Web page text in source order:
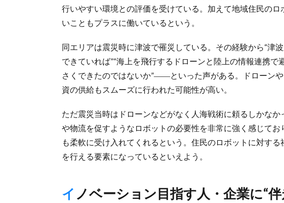
行いやすい環境との評価を受けている。加えて地域住民の
いこともプラスに働いているという。
同エリアは震災時に津波で罹災している。その経験から“津
できていれば”“海上を飛行するドローンと陸上の情報連携
さくできたのではないか”――といった声がある。ドローン
資の供給もスムーズに行われた可能性が高い。
ただ震災当時はドローンなどがなく人海戦術に頼るしかな
や物流を促すようなロボットの必要性を非常に強く感じて
も柔軟に受け入れてくれるという。住民のロボットに対す
を行える要素になっているといえよう。
イノベーション目指す人・企業に“